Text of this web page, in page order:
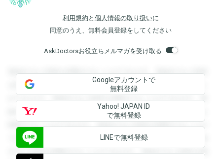
利用規約 と 個人情報の取り扱いに
同意のうえ、無料会員登録をしてください
AskDoctorsお役立ちメルマガを受け取る
登録すると回答を閲覧することができます。登録すると回答
を閲覧することができます。登録すると回答を閲覧すること
ができます。登録すると回答を閲覧することができます。登
録すると回答を閲覧することができます。登録すると回答を
閲覧することができます。登録すると回答を閲覧することが
できます。登録すると回答を閲覧することができます。登録
すると回答を閲覧することができます。登録すると回答を閲
Googleアカウントで
無料登録
Yahoo! JAPAN ID
で無料登録
LINEで無料登録